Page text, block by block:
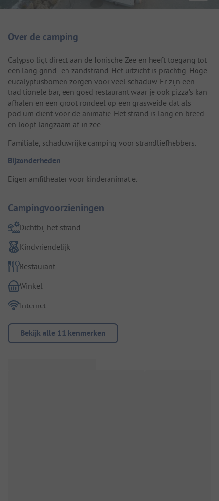
Over de camping
Calypso ligt direct aan de Ionische Zee en heeft toegang tot
een lang grind- en zandstrand. Het uitzicht is prachtig. Hoge
eucalyptusbomen zorgen voor veel schaduw. Er zijn een
traditionele bar, een goed restaurant waar je ook pizza’s kan
afhalen en een groot rondeel op een grasweide dat als
podium dient voor de animatie. Het strand is lang en breed
en loopt langzaam af in zee.
Familiale, schaduwrijke camping voor strandliefhebbers.
Bijzonderheden
Eigen amfitheater voor kinderanimatie.
Campingvoorzieningen
Dichtbij het strand
Kindvriendelijk
Restaurant
Winkel
Internet
Bekijk alle 11 kenmerken